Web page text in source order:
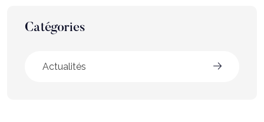
Catégories
Actualités